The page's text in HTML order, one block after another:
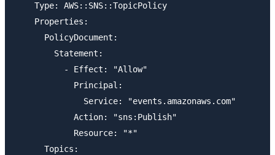
    Type: AWS::SNS::TopicPolicy
    Properties:
      PolicyDocument:
        Statement:
          - Effect: "Allow"
            Principal:
              Service: "events.amazonaws.com"
            Action: "sns:Publish"
            Resource: "*"
      Topics: